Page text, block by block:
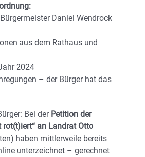
Daniel Wendrock
aus dem Rathaus und
2024
– der Bürger hat das
Bei der Petition der
rot(t)iert“ an Landrat Otto
haben mittlerweile bereits
unterzeichnet – gerechnet